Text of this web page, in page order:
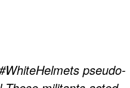
pseudo-